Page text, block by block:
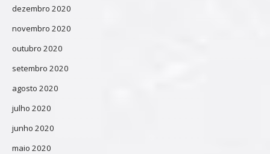
dezembro 2020
novembro 2020
outubro 2020
setembro 2020
agosto 2020
julho 2020
junho 2020
maio 2020